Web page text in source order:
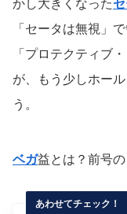
かし大きくなった
「セータは無視」
「プロテクティブ
が、もう少しホー
う。
ベガ益とは？前号の